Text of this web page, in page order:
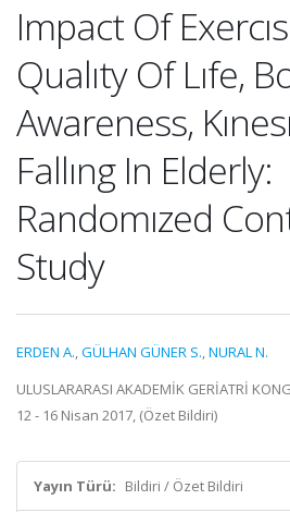
Impact Of
Qualıty Of Lıfe,
Awareness,
Fallıng In Elderly:
Randomızed
Study
ERDEN A.,GÜLHAN GÜNER S.,NURAL N.
ULUSLARARASI AKADEMİK GERİATRİ
12 - 16 Nisan 2017, (Özet Bildiri)
Yayın Türü: Bildiri / Özet Bildiri